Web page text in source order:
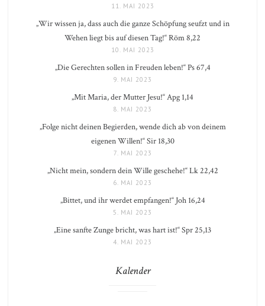
11. MAI 2023
„Wir wissen ja, dass auch die ganze Schöpfung seufzt und in
Wehen liegt bis auf diesen Tag!“ Röm 8,22
10. MAI 2023
„Die Gerechten sollen in Freuden leben!“ Ps 67,4
9. MAI 2023
„Mit Maria, der Mutter Jesu!“ Apg 1,14
8. MAI 2023
„Folge nicht deinen Begierden, wende dich ab von deinem
eigenen Willen!“ Sir 18,30
7. MAI 2023
„Nicht mein, sondern dein Wille geschehe!“ Lk 22,42
6. MAI 2023
„Bittet, und ihr werdet empfangen!“ Joh 16,24
5. MAI 2023
„Eine sanfte Zunge bricht, was hart ist!“ Spr 25,13
4. MAI 2023
Kalender